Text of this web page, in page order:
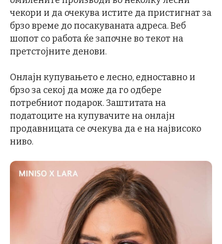
чекори и да очекува истите да пристигнат за
брзо време до посакуваната адреса. Веб
шопот со работа ќе започне во текот на
претстојните денови.
Онлајн купувањето е лесно, едноставно и
брзо за секој да може да го одбере
потребниот подарок. Заштитата на
податоците на купувачите на онлајн
продавницата се очекува да е на највисоко
ниво.